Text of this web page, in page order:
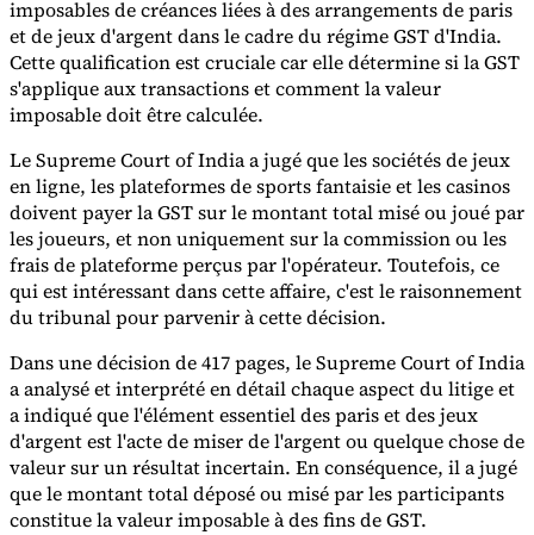
Experts
Nos auteurs
Devenir contributeur Choisir un expert
imposables de créances liées à des arrangements de paris
et de jeux d'argent dans le cadre du régime GST d'India.
Cette qualification est cruciale car elle détermine si la GST
s'applique aux transactions et comment la valeur
imposable doit être calculée.
Le Supreme Court of India a jugé que les sociétés de jeux
en ligne, les plateformes de sports fantaisie et les casinos
doivent payer la GST sur le montant total misé ou joué par
les joueurs, et non uniquement sur la commission ou les
frais de plateforme perçus par l'opérateur. Toutefois, ce
qui est intéressant dans cette affaire, c'est le raisonnement
du tribunal pour parvenir à cette décision.
Dans une décision de 417 pages, le Supreme Court of India
a analysé et interprété en détail chaque aspect du litige et
a indiqué que l'élément essentiel des paris et des jeux
d'argent est l'acte de miser de l'argent ou quelque chose de
valeur sur un résultat incertain. En conséquence, il a jugé
que le montant total déposé ou misé par les participants
constitue la valeur imposable à des fins de GST.